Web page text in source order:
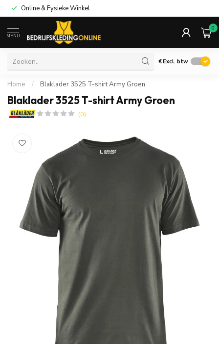
Online & Fysieke Winkel
MENU
0
€Excl. btw
Home / Blaklader 3525 T-shirt Army Groen
Blaklader 3525 T-shirt Army Groen
(0)